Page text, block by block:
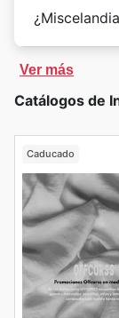
Ver más
Catálogos de
Caducado